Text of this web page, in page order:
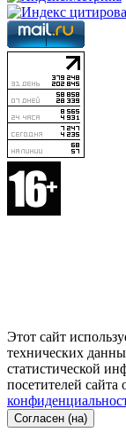
Этот сайт
технических
статистической
посетителей сайта
Согласен (на)